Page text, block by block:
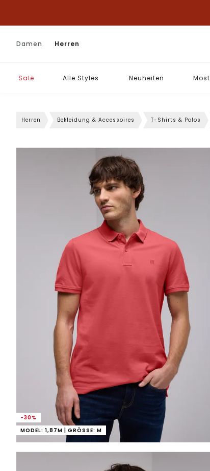
Damen Herren
Sale Alle Styles Neuheiten
Herren Bekleidung & Accessoires T-Shirts & Polos
-30%
MODEL: 1,87M | GRÖSSE: M